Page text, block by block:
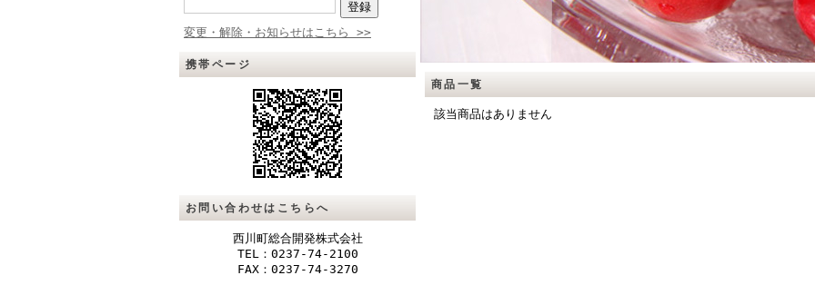
変更・解除・お知らせはこちら >>
携帯ページ
お問い合わせはこちらへ
西川町総合開発株式会社
TEL：0237-74-2100
FAX：0237-74-3270
商品一覧
該当商品はありません